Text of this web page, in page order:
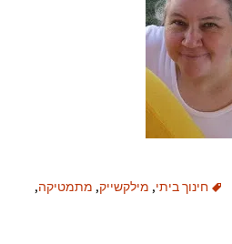
חינוך ביתי, מילקשייק, מתמטיקה,